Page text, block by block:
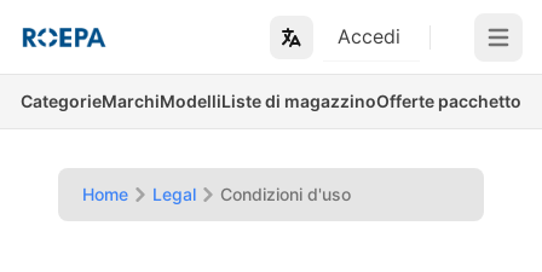
Accedi Open
CategorieMarchiModelliListe di magazzinoOfferte pacchetto
Home Legal Condizioni d'uso